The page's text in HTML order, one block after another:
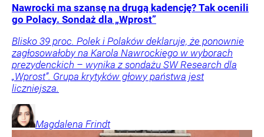
Nawrocki ma szansę na drugą kadencję? Tak ocenili
go Polacy. Sondaż dla „Wprost”
Blisko 39 proc. Polek i Polaków deklaruje, że ponownie
zagłosowałoby na Karola Nawrockiego w wyborach
prezydenckich – wynika z sondażu SW Research dla
„Wprost”. Grupa krytyków głowy państwa jest
liczniejsza.
Magdalena Frindt